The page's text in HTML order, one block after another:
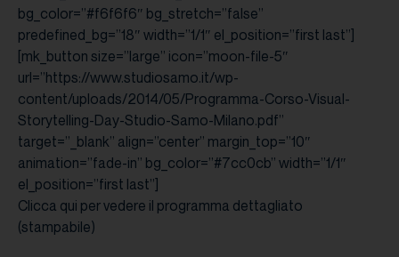
bg_color=”#f6f6f6″ bg_stretch=”false”
predefined_bg=”18″ width=”1/1″ el_position=”first last”]
[mk_button size=”large” icon=”moon-file-5″
url=”https://www.studiosamo.it/wp-
content/uploads/2014/05/Programma-Corso-Visual-
Storytelling-Day-Studio-Samo-Milano.pdf”
target=”_blank” align=”center” margin_top=”10″
animation=”fade-in” bg_color=”#7cc0cb” width=”1/1″
el_position=”first last”]
Clicca qui per vedere il programma dettagliato
(stampabile)